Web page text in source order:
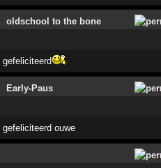
oldschool to the bone
gefeliciteerd
Early-Paus
gefeliciteerd ouwe